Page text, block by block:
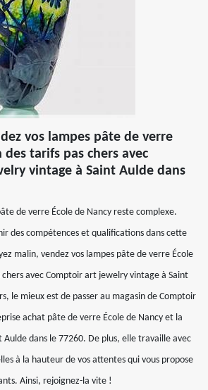
vos lampes pâte de verre
des tarifs pas chers avec
vintage à Saint Aulde dans
de verre École de Nancy reste complexe.
des compétences et qualifications dans cette
malin, vendez vos lampes pâte de verre École
chers avec Comptoir art jewelry vintage à Saint
le mieux est de passer au magasin de Comptoir
achat pâte de verre École de Nancy et la
Aulde dans le 77260. De plus, elle travaille avec
à la hauteur de vos attentes qui vous propose
Ainsi, rejoignez-la vite !